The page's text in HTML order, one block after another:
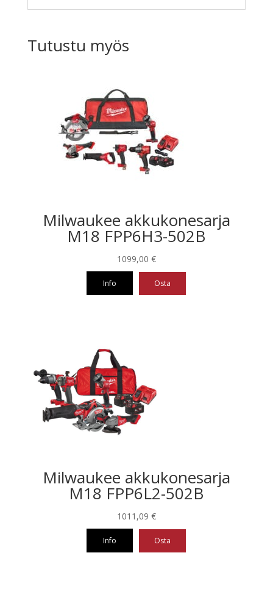
Tutustu myös
Milwaukee akkukonesarja
M18 FPP6H3-502B
1099,00 €
Info Osta
Milwaukee akkukonesarja
M18 FPP6L2-502B
1011,09 €
Info Osta